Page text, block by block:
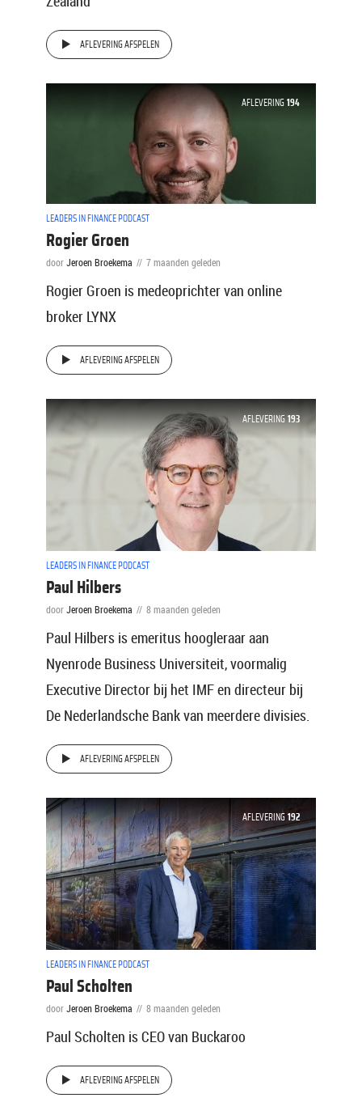
AFLEVERING AFSPELEN
AFLEVERING 194
LEADERS IN FINANCE PODCAST
Rogier Groen
doorJeroen Broekema 7 maanden geleden
Rogier Groen is medeoprichter van online
broker LYNX
AFLEVERING AFSPELEN
AFLEVERING 193
LEADERS IN FINANCE PODCAST
Paul Hilbers
doorJeroen Broekema 8 maanden geleden
Paul Hilbers is emeritus hoogleraar aan
Nyenrode Business Universiteit, voormalig
Executive Director bij het IMF en directeur bij
De Nederlandsche Bank van meerdere divisies.
AFLEVERING AFSPELEN
AFLEVERING 192
LEADERS IN FINANCE PODCAST
Paul Scholten
doorJeroen Broekema 8 maanden geleden
Paul Scholten is CEO van Buckaroo
AFLEVERING AFSPELEN